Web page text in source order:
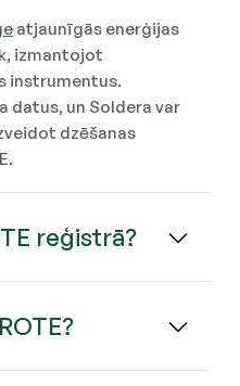
atjaunīgās enerģijas
izmantojot
instrumentus.
datus, un Soldera var
dzēšanas
reģistrā?